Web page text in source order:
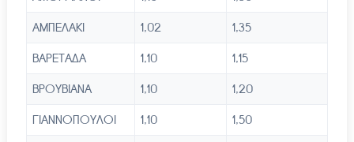
ΑΜΠΕΛΑΚΙ 1,02 1,35
ΒΑΡΕΤΑΔΑ 1,10 1,15
ΒΡΟΥΒΙΑΝΑ 1,10 1,20
ΓΙΑΝΝΟΠΟΥΛΟΙ 1,10 1,50